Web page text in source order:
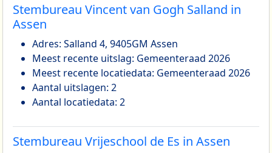
Stembureau Vincent van Gogh Salland in
Assen
Adres: Salland 4, 9405GM Assen
Meest recente uitslag: Gemeenteraad 2026
Meest recente locatiedata: Gemeenteraad 2026
Aantal uitslagen: 2
Aantal locatiedata: 2
Stembureau Vrijeschool de Es in Assen